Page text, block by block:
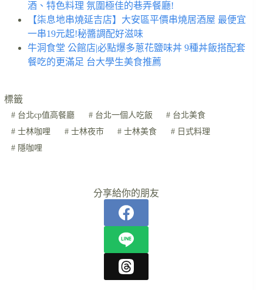
酒、特色料理 氛圍極佳的巷弄餐廳!
【柒息地串燒延吉店】大安區平價串燒居酒屋 最便宜
一串19元起!秘醬調配好滋味
牛洞食堂 公館店|必點爆多蔥花鹽味丼 9種丼飯搭配套
餐吃的更滿足 台大學生美食推薦
標籤
#台北cp值高餐廳 #台北一個人吃飯 # 台北美食
#士林咖哩 #士林夜市 # 士林美食 # 日式料理
#隱咖哩
分享給你的朋友